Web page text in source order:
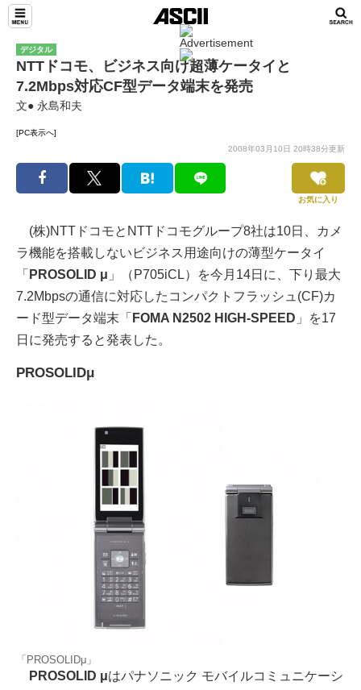
デジタル
NTTドコモ、ビジネス向け超薄ケータイと
7.2Mbps対応CF型データ端末を発売
文● 永島和夫
[PC表示へ]
2008年03月10日 20時38分更新
お気に入り
(株)NTTドコモとNTTドコモグループ8社は10日、カメ
ラ機能を搭載しないビジネス用途向けの薄型ケータイ
「 PROSOLID μ 」（P705iCL）を今月14日に、下り最大
7.2Mbpsの通信に対応したコンパクトフラッシュ(CF)カ
ード型データ端末「 FOMA N2502 HIGH-SPEED 」を17
日に発売すると発表した。
PROSOLIDμ
「PROSOLIDμ」
PROSOLID μはパナソニック モバイルコミュニケーシ